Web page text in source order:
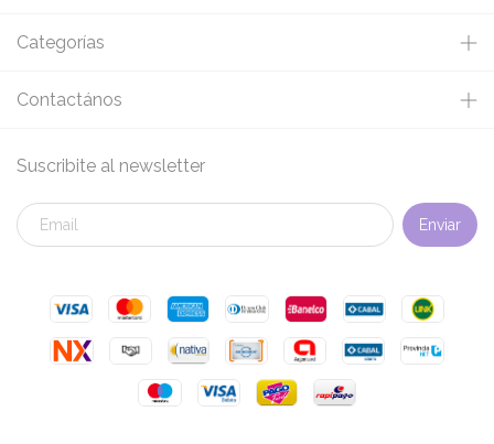
Categorías
Contactános
Suscribite al newsletter